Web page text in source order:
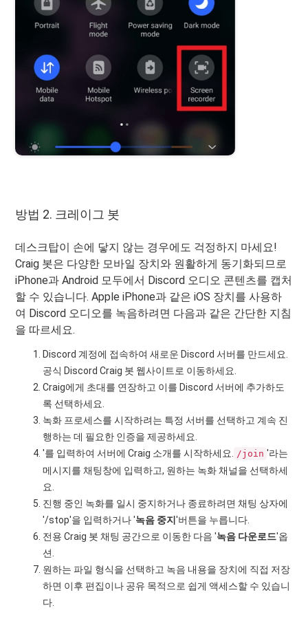
방법 2. 크레이그 봇
데스크탑이 손에 닿지 않는 경우에도 걱정하지 마세요!
Craig 봇은 다양한 모바일 장치와 원활하게 동기화되므로
iPhone과 Android 모두에서 Discord 오디오 콘텐츠를 캡처
할 수 있습니다. Apple iPhone과 같은 iOS 장치를 사용하
여 Discord 오디오를 녹음하려면 다음과 같은 간단한 지침
을 따르세요.
Discord 계정에 접속하여 새로운 Discord 서버를 만드세요.
공식 Discord Craig 봇 웹사이트로 이동하세요.
Craig에게 초대를 연장하고 이를 Discord 서버에 추가하도
록 선택하세요.
녹화 프로세스를 시작하려는 특정 서버를 선택하고 계속 진
행하는 데 필요한 인증을 제공하세요.
'를 입력하여 서버에 Craig 소개를 시작하세요.
/join '라는
메시지를 채팅창에 입력하고, 원하는 녹화 채널을 선택하세
요.
진행 중인 녹화를 일시 중지하거나 종료하려면 채팅 상자에
'/stop'을 입력하거나 '녹음 중지'버튼을 누릅니다.
전용 Craig 봇 채팅 공간으로 이동한 다음 '녹음 다운로드'옵
션.
원하는 파일 형식을 선택하고 녹음 내용을 장치에 직접 저장
하면 이후 편집이나 공유 목적으로 쉽게 액세스할 수 있습니
다.